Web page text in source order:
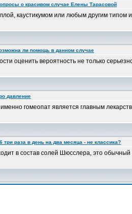
о красивом случае Елены Тарасовой
каустикумом или любым другим
ли помощь в данном случае
оценить вероятность не только
давление
гомеопат является главным
три раза в день на два месяца - не классика?
в состав солей Шюсслера, это